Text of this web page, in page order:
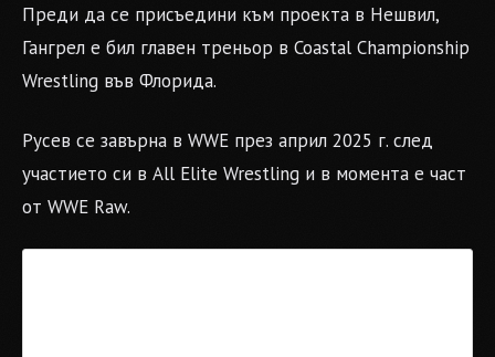
Преди да се присъедини към проекта в Нешвил,
Гангрел е бил главен треньор в Coastal Championship
Wrestling във Флорида.
Русев се завърна в WWE през април 2025 г. след
участието си в All Elite Wrestling и в момента е част
от WWE Raw.